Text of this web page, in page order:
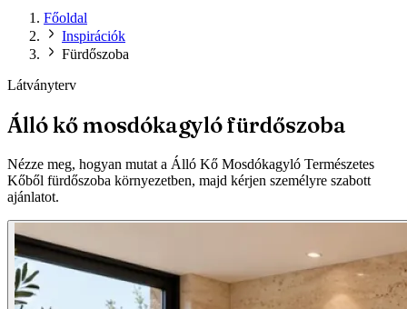
Főoldal
Inspirációk
Fürdőszoba
Látványterv
Álló kő mosdókagyló fürdőszoba
Nézze meg, hogyan mutat a Álló Kő Mosdókagyló Természetes
Kőből fürdőszoba környezetben, majd kérjen személyre szabott
ajánlatot.